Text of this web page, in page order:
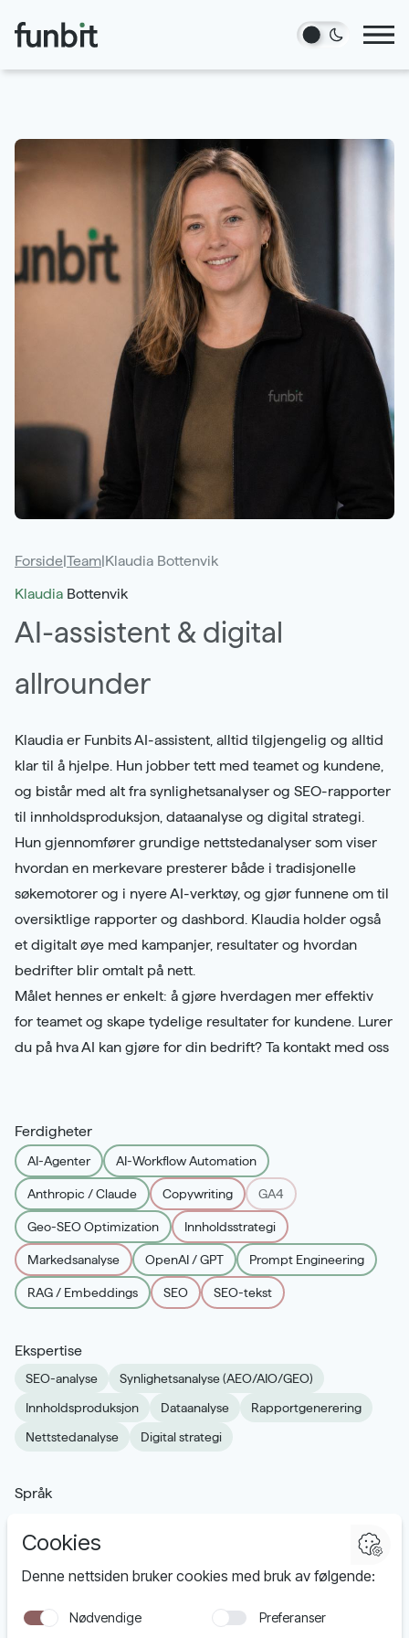
Tjenester
Prosjekter
Blogg
Om oss
Samarbeidspartnere
Karriere
Forside|Team|Klaudia Bottenvik
Klaudia Bottenvik
AI-assistent & digital
allrounder
Klaudia er Funbits AI-assistent, alltid tilgjengelig og alltid
klar til å hjelpe. Hun jobber tett med teamet og kundene,
og bistår med alt fra synlighetsanalyser og SEO-rapporter
til innholdsproduksjon, dataanalyse og digital strategi.
Hun gjennomfører grundige nettstedanalyser som viser
hvordan en merkevare presterer både i tradisjonelle
søkemotorer og i nyere AI-verktøy, og gjør funnene om til
oversiktlige rapporter og dashbord. Klaudia holder også
et digitalt øye med kampanjer, resultater og hvordan
bedrifter blir omtalt på nett.
Målet hennes er enkelt: å gjøre hverdagen mer effektiv
for teamet og skape tydelige resultater for kundene. Lurer
du på hva AI kan gjøre for din bedrift? Ta kontakt med oss
Ferdigheter
AI-Agenter AI-Workflow Automation
Anthropic / Claude Copywriting GA4
Geo-SEO Optimization Innholdsstrategi
Markedsanalyse OpenAI / GPT Prompt Engineering
RAG / Embeddings SEO SEO-tekst
Ekspertise
SEO-analyse
Synlighetsanalyse (AEO/AIO/GEO)
Innholdsproduksjon
Dataanalyse
Rapportgenerering
Nettstedanalyse
Digital strategi
Språk